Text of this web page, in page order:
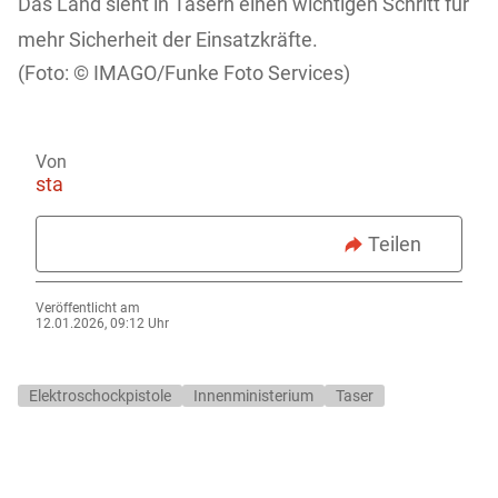
mehr Sicherheit der Einsatzkräfte.
IMAGO/Funke Foto Services)
Von
sta
Teilen
Veröffentlicht am
12.01.2026, 09:12 Uhr
Elektroschockpistole Innenministerium Taser